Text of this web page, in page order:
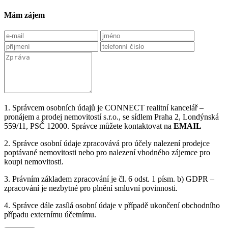
Mám zájem
1. Správcem osobních údajů je CONNECT realitní kancelář –
pronájem a prodej nemovitostí s.r.o., se sídlem Praha 2, Londýnská
559/11, PSČ 12000. Správce můžete kontaktovat na EMAIL
2. Správce osobní údaje zpracovává pro účely nalezení prodejce
poptávané nemovitosti nebo pro nalezení vhodného zájemce pro
koupi nemovitosti.
3. Právním základem zpracování je čl. 6 odst. 1 písm. b) GDPR –
zpracování je nezbytné pro plnění smluvní povinnosti.
4. Správce dále zasílá osobní údaje v případě ukončení obchodního
případu externímu účetnímu.